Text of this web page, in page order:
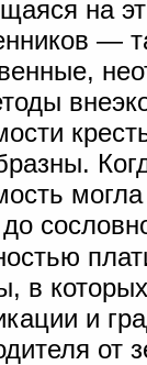
на
—
в
и
от